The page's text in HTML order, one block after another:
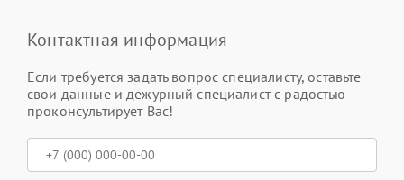
Контактная информация
Если требуется задать вопрос специалисту, оставьте
свои данные и дежурный специалист с радостью
проконсультирует Вас!